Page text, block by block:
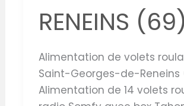
RENEINS (69)
Alimentation de volets
Saint-Georges-de-Reneins
Alimentation de 14 volets